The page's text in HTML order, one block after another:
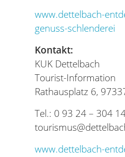
www.dettelbach-
genuss-schlenderei
Kontakt:
KUK Dettelbach
Tourist-Information
Rathausplatz 6,
Tel.: 0 93 24 – 304
www.dettelbach-